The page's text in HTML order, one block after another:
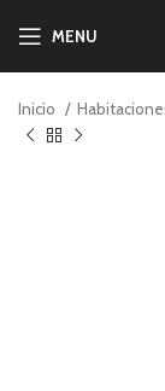
MENU
Inicio